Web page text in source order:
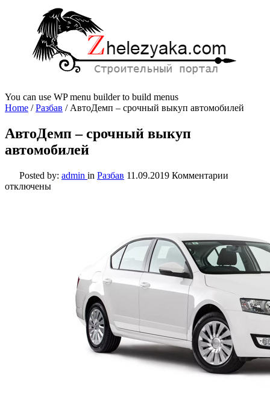
You can use WP menu builder to build menus
Home /Разбав / АвтоДемп – срочный выкуп автомобилей
АвтоДемп – срочный выкуп
автомобилей
Posted by: admin in Разбав 11.09.2019 Комментарии
отключены